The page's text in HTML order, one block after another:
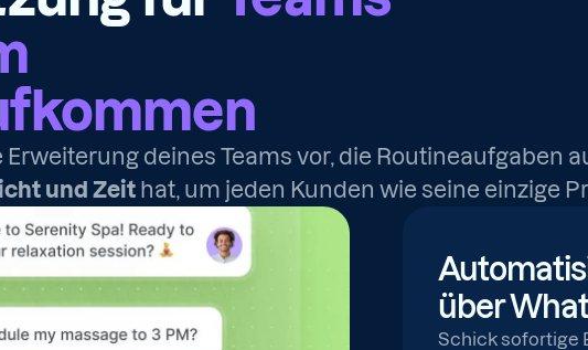
Erweiterung deines Teams vor, die Routineaufgaben
und Zeit hat, um jeden Kunden wie seine einzige
über
Schick sofortige